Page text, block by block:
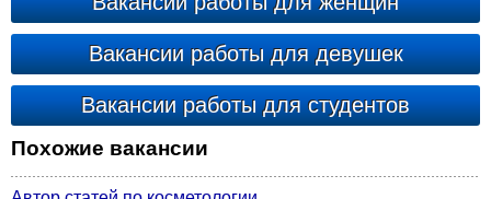
Вакансии работы для девушек
Вакансии работы для студентов
Похожие вакансии